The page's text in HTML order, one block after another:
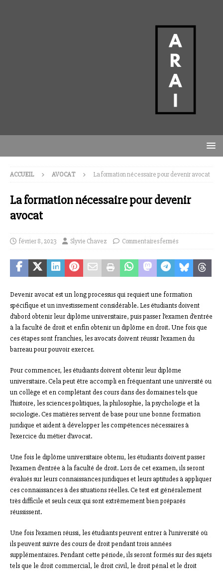
ACCUEIL AVOCAT La formation nécessaire pour devenir avocat
La formation nécessaire pour devenir
avocat
février 8, 2023 Slyvie Chavez Commentaires fermés
Devenir avocat est un long processus qui requiert une formation
spécifique et un investissement considérable. Les étudiants doivent
d’abord obtenir leur diplôme universitaire, puis passer l’examen d’entrée
à la faculté de droit et enfin obtenir un diplôme en droit. Une fois que
ces étapes sont franchies, les avocats doivent réussir l’examen du
barreau pour pouvoir exercer.
Pour commencer, les étudiants doivent obtenir leur diplôme
universitaire. Cela peut être accompli en fréquentant une université ou
un collège et en complétant des cours dans des domaines tels que
l’histoire, les sciences politiques, la philosophie, la psychologie et la
sociologie. Ces matières servent de base pour une bonne formation
juridique et aident à développer les compétences nécessaires à
l’exercice du métier d’avocat.
Une fois le diplôme universitaire obtenu, les étudiants doivent passer
l’examen d’entrée à la faculté de droit. Lors de cet examen, ils seront
évalués sur leurs connaissances juridiques et leurs aptitudes à appliquer
ces connaissances à des situations réelles. Ce test est généralement
très difficile et seuls ceux qui sont extrêmement bien préparés
réussissent.
Une fois l’examen réussi, les étudiants peuvent entrer à l’université où
ils peuvent suivre des cours de droit pendant trois années
supplémentaires. Pendant cette période, ils seront formés sur des sujets
tels que le droit commercial, le droit civil, le droit pénal et le droit